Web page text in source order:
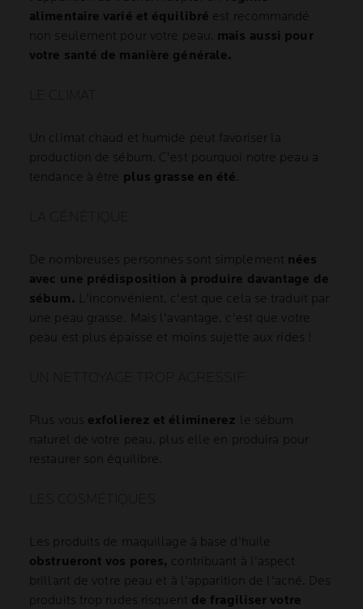
alimentaire varié et équilibré est recommandé
non seulement pour votre peau, mais aussi pour
votre santé de manière générale.
Un climat chaud et humide peut favoriser la
production de sébum. C'est pourquoi notre peau a
tendance à être plus grasse en été
De nombreuses personnes sont simplement nées
avec une prédisposition à produire davantage de
sébum. L'inconvénient, c'est que cela se traduit par
une peau grasse. Mais l'avantage, c'est que votre
peau est plus épaisse et moins sujette aux rides !
Plus vous exfolierez et éliminerez le sébum
naturel de votre peau, plus elle en produira pour
restaurer son équilibre.
Les produits de maquillage à base d'huile
obstrueront vos pores, contribuant à l'aspect
brillant de votre peau et à l'apparition de l'acné. Des
produits trop rudes risquent de fragiliser votre